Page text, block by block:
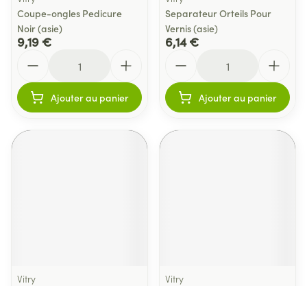
Coupe-ongles Pedicure
Noir (asie)
9,19 €
Ajouter au panier
Separateur Orteils Pour
Vernis (asie)
6,14 €
Ajouter au panier
Vitry
Vitry